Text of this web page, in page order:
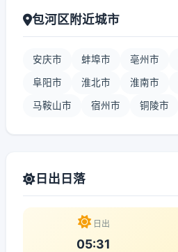
包河区附近城市
安庆市 蚌埠市 亳州市
阜阳市 淮北市 淮南市
马鞍山市 宿州市 铜陵市
日出日落
日出
05:31